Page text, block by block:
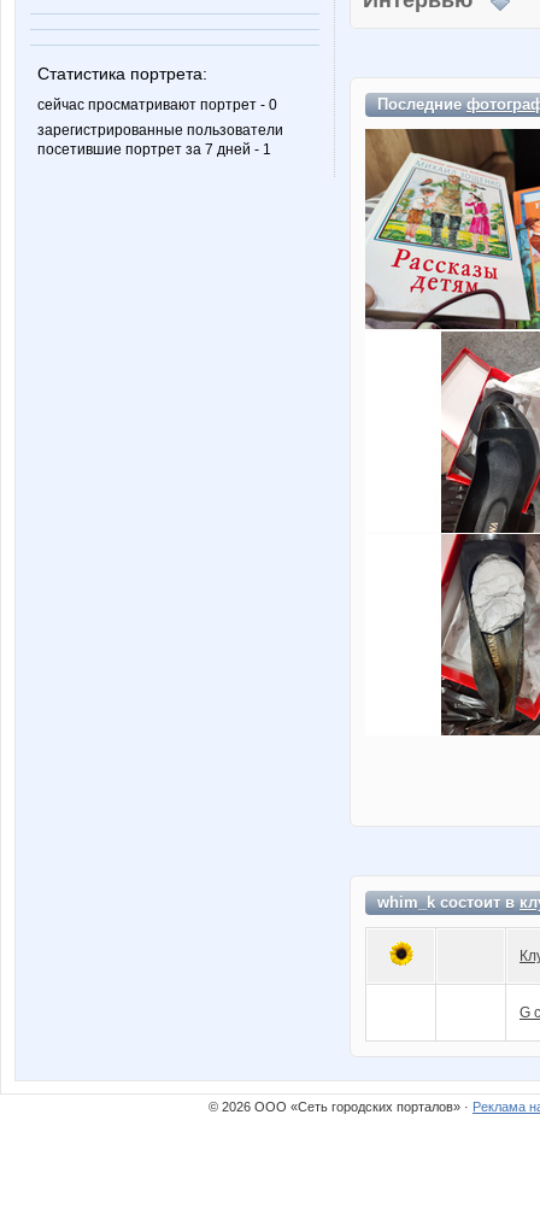
Статистика портрета:
сейчас просматривают портрет - 0
зарегистрированные пользователи
посетившие портрет за 7 дней - 1
Последние
whim_k состоит в
G
© 2026 ООО «Сеть городских порталов» · Реклама